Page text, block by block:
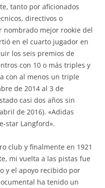
tanto por aficionados
directivos o
nombrado mejor rookie del
en el cuarto jugador en
los seis premios de
con 10 o más triples y
con al menos un triple
de 2014 al 3 de
casi dos años sin
de 2016). «Adidas
star Langford».
club y finalmente en 1921
mi vuelta a las pistas fue
y el apoyo recibido por
ha tenido un